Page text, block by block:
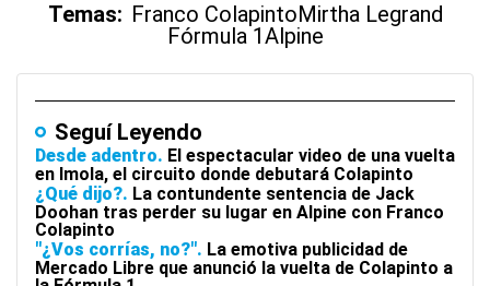
Temas: Franco ColapintoMirtha Legrand
Fórmula 1Alpine
Seguí Leyendo
Desde adentro El espectacular video de una vuelta
en Imola, el circuito donde debutará Colapinto
¿Qué dijo? La contundente sentencia de Jack
Doohan tras perder su lugar en Alpine con Franco
Colapinto
"¿Vos corrías, no?" La emotiva publicidad de
Mercado Libre que anunció la vuelta de Colapinto a